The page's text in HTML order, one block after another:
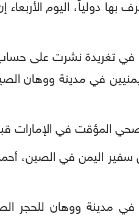
بها دولياً، اليوم
تغريدة نشرت على حساب
في مدينة ووهان
المؤقت في الإمارات
اليمن في الصين، أحمد
في مدينة ووهان